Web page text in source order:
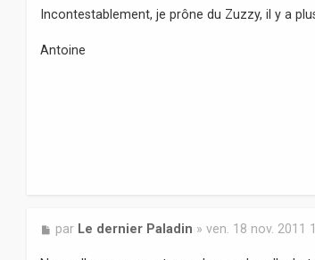
s
s
g
Incontestablement, je prône du Zuzzy, il y a
Antoine
M
par Le dernier Paladin » ven. 18 nov. 2011